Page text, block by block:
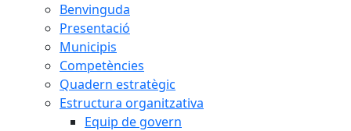
Benvinguda
Presentació
Municipis
Competències
Quadern estratègic
Estructura organitzativa
Equip de govern